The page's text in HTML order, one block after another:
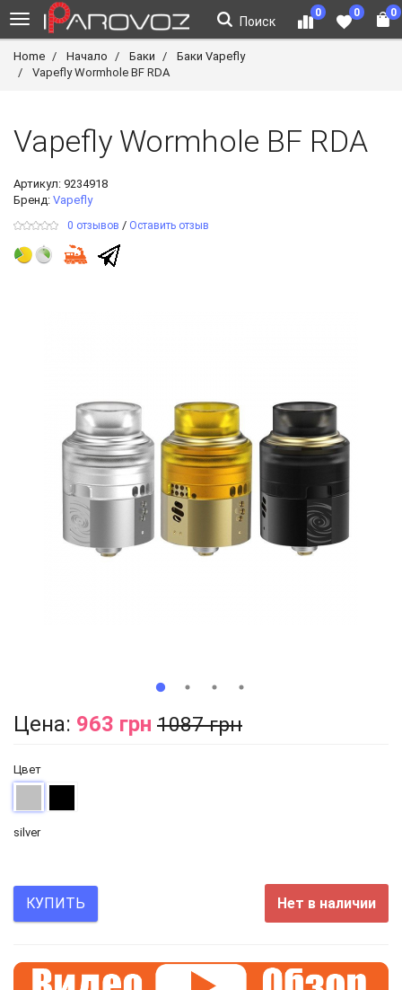
Поиск
0 0 0
Home Начало Баки
Баки Vapefly
Vapefly Wormhole BF RDA
Vapefly Wormhole BF RDA
Артикул: 9234918
Бренд: Vapefly
0 отзывов / Оставить отзыв
Цена: 963 грн 1087 грн
Цвет
silver
КУПИТЬ Нет в наличии